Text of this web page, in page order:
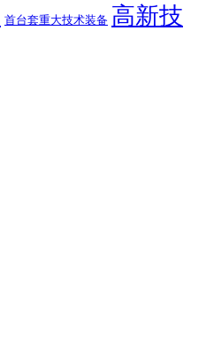
首台套重大技术装备 高新技